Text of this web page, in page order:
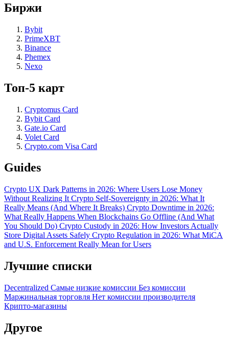
Биржи
Bybit
PrimeXBT
Binance
Phemex
Nexo
Топ-5 карт
Cryptomus Card
Bybit Card
Gate.io Card
Volet Card
Crypto.com Visa Card
Guides
Crypto UX Dark Patterns in 2026: Where Users Lose Money
Without Realizing It Crypto Self-Sovereignty in 2026: What It
Really Means (And Where It Breaks) Crypto Downtime in 2026:
What Really Happens When Blockchains Go Offline (And What
You Should Do) Crypto Custody in 2026: How Investors Actually
Store Digital Assets Safely Crypto Regulation in 2026: What MiCA
and U.S. Enforcement Really Mean for Users
Лучшие списки
Decentralized Самые низкие комиссии Без комиссии
Маржинальная торговля Нет комиссии производителя
Крипто-магазины
Другое